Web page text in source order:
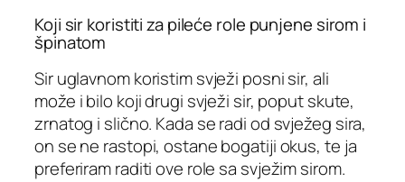
Koji sir koristiti za pileće role punjene sirom i
špinatom
Sir uglavnom koristim svježi posni sir, ali
može i bilo koji drugi svježi sir, poput skute,
zrnatog i slično. Kada se radi od svježeg sira,
on se ne rastopi, ostane bogatiji okus, te ja
preferiram raditi ove role sa svježim sirom.